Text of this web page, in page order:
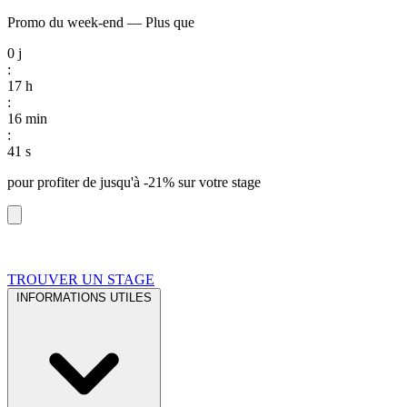
Promo du week-end — Plus que
0 j
:
17 h
:
16 min
:
40 s
pour profiter de jusqu'à -21% sur votre stage
TROUVER UN STAGE
INFORMATIONS UTILES